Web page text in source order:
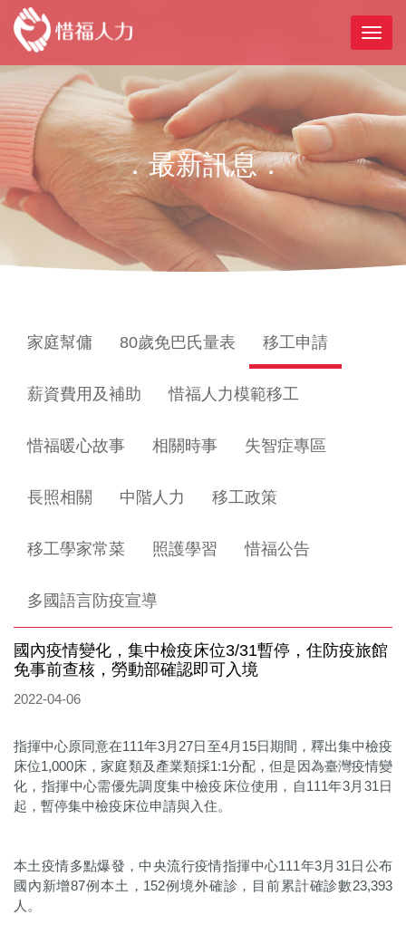
．最新訊息．
家庭幫傭 80歲免巴氏量表 移工申請
薪資費用及補助 惜福人力模範移工
惜福暖心故事 相關時事 失智症專區
長照相關 中階人力 移工政策
移工學家常菜 照護學習 惜福公告
多國語言防疫宣導
國內疫情變化，集中檢疫床位3/31暫停，住防疫旅館
免事前查核，勞動部確認即可入境
2022-04-06
指揮中心原同意在111年3月27日至4月15日期間，釋出集中檢疫
床位1,000床，家庭類及產業類採1:1分配，但是因為臺灣疫情變
化，指揮中心需優先調度集中檢疫床位使用，自111年3月31日
起，暫停集中檢疫床位申請與入住。
本土疫情多點爆發，中央流行疫情指揮中心111年3月31日公布
國內新增87例本土，152例境外確診，目前累計確診數23,393
人。